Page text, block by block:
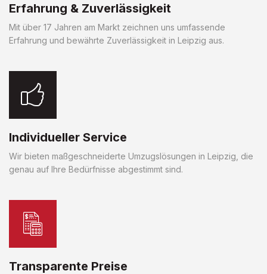
Erfahrung & Zuverlässigkeit
Mit über 17 Jahren am Markt zeichnen uns umfassende
Erfahrung und bewährte Zuverlässigkeit in Leipzig aus.
Individueller Service
Wir bieten maßgeschneiderte Umzugslösungen in Leipzig, die
genau auf Ihre Bedürfnisse abgestimmt sind.
Transparente Preise